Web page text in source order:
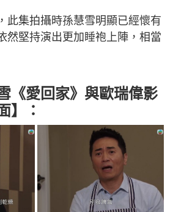
此集拍攝時孫慧雪明顯已經懷有
然堅持演出更加睡袍上陣，相當
《愛回家》與歐瑞偉影
】：